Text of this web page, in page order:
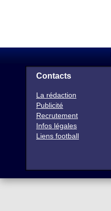
Contacts
La rédaction
Publicité
Recrutement
Infos légales
Liens football